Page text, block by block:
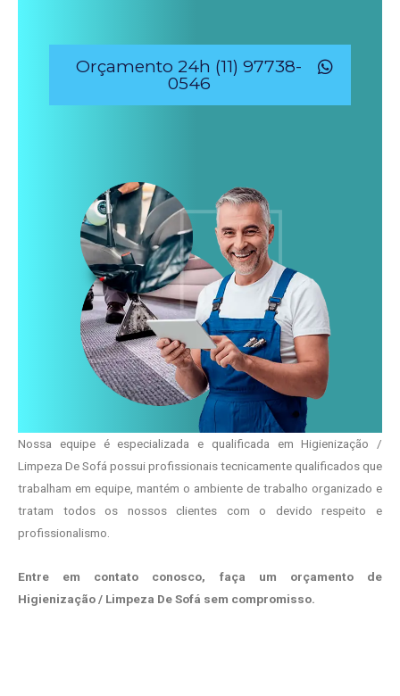
Orçamento 24h (11) 97738-
0546
Nossa equipe é especializada e qualificada em Higienização /
Limpeza De Sofá possui profissionais tecnicamente qualificados que
trabalham em equipe, mantém o ambiente de trabalho organizado e
tratam todos os nossos clientes com o devido respeito e
profissionalismo.
Entre em contato conosco, faça um orçamento de
Higienização / Limpeza De Sofá sem compromisso.